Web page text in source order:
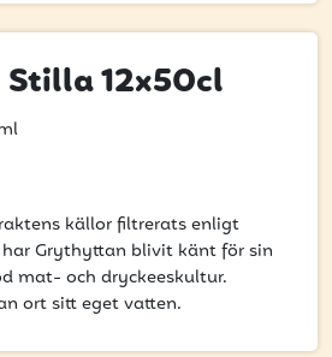
och vara den första
kring kampanjer?
nedan för att ta del av våra
12x50cl
källor filtrerats enligt
Grythyttan blivit känt för sin
mat- och dryckeeskultur.
ort sitt eget vatten.